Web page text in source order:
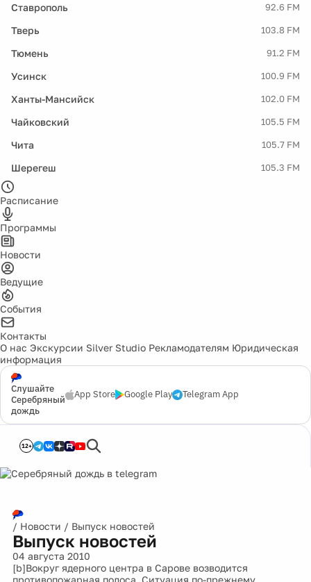
Ставрополь 92.6 FM
Тверь 103.8 FM
Тюмень 91.2 FM
Усинск 100.9 FM
Ханты-Мансийск 102.0 FM
Чайковский 105.5 FM
Чита 105.7 FM
Шерегеш 105.3 FM
Расписание
Программы
Новости
Ведущие
События
Контакты
О нас Экскурсии Silver Studio Рекламодателям Юридическая
информация
Слушайте
Серебряный
дождь
App Store Google Play Telegram App
12+
/ Новости / Выпуск новостей
Выпуск новостей
04 августа 2010
[b]Вокруг ядерного центра в Сарове возводится